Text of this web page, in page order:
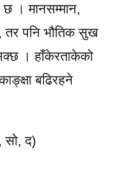
छ । मानसम्मान,
तर पनि भौतिक सुख
। हाँकेरताकेको
बढिरहने
सो, द)